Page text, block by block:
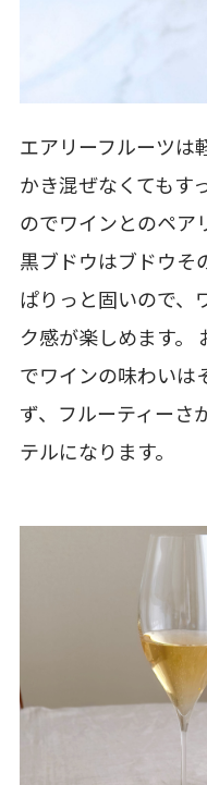
エアリーフルーツは
かき混ぜなくてもす
のでワインとのペア
黒ブドウはブドウそ
ぱりっと固いので、
ク感が楽しめます。
でワインの味わいは
ず、フルーティーさ
テルになります。